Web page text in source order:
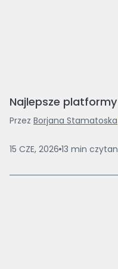
Najlepsze
Przez Borjana Stamatoska
15 CZE, 2026 13 min